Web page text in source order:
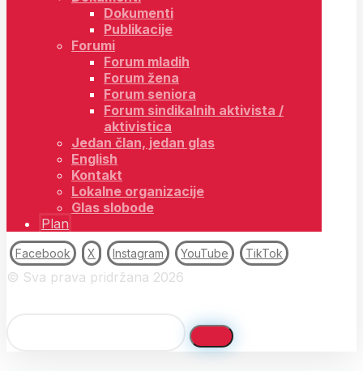
Dokumenti
Publikacije
Forumi
Forum mladih
Forum žena
Forum seniora
Forum sindikalnih aktivista /
aktivistica
Jedan član, jedan glas
English
Kontakt
Lokalne organizacije
Glas slobode
Plan
Facebook X Instagram YouTube TikTok
© Sva prava pridržana 2026